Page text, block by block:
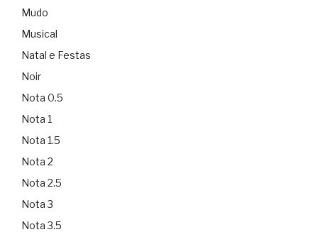
Mudo
Musical
Natal e Festas
Noir
Nota 0.5
Nota 1
Nota 1.5
Nota 2
Nota 2.5
Nota 3
Nota 3.5